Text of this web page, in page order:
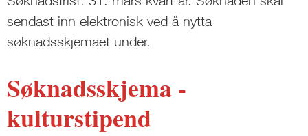
sendast inn elektronisk ved å nytta
søknadsskjemaet under.
Søknadsskjema -
kulturstipend